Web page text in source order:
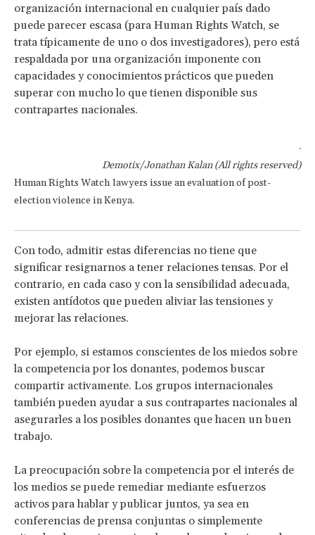
organización internacional en cualquier país dado
puede parecer escasa (para Human Rights Watch, se
trata típicamente de uno o dos investigadores), pero está
respaldada por una organización imponente con
capacidades y conocimientos prácticos que pueden
superar con mucho lo que tienen disponible sus
contrapartes nacionales.
Demotix/Jonathan Kalan (All rights reserved)
Human Rights Watch lawyers issue an evaluation of post-
election violence in Kenya.
Con todo, admitir estas diferencias no tiene que
significar resignarnos a tener relaciones tensas. Por el
contrario, en cada caso y con la sensibilidad adecuada,
existen antídotos que pueden aliviar las tensiones y
mejorar las relaciones.
Por ejemplo, si estamos conscientes de los miedos sobre
la competencia por los donantes, podemos buscar
compartir activamente. Los grupos internacionales
también pueden ayudar a sus contrapartes nacionales al
asegurarles a los posibles donantes que hacen un buen
trabajo.
La preocupación sobre la competencia por el interés de
los medios se puede remediar mediante esfuerzos
activos para hablar y publicar juntos, ya sea en
conferencias de prensa conjuntas o simplemente